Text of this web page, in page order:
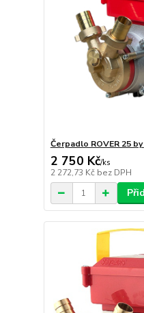
Čerpadlo ROVER 25
2 750 Kč/ks
2 272,73 Kč bez DPH